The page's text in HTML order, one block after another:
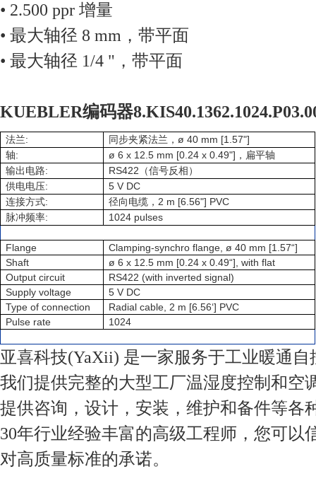
• 2.500 ppr 增量
• 最大轴径 8 mm，带平面
• 最大轴径 1/4 "，带平面
KUEBLER编码器
法兰: 同步夹紧法兰， ø 40 mm [1.57"]
轴: ø 6 x 12.5 mm [0.24 x 0.49"] ，扁平轴
输出电路: RS422 （信号反相）
供电电压: 5 V DC
连接方式: 径向电缆， 2 m [6.56"] PVC
脉冲频率: 1024 pulses
Flange
Clamping-synchro flange, ø 40 mm [1.57“]
Shaft
ø 6 x 12.5 mm [0.24 x 0.49“], with flat
Output circuit
RS422 (with inverted signal)
Supply voltage
5 V DC
Type of connection
Radial cable, 2 m [6.56‘] PVC
Pulse rate
1024
亚喜科技(YaXii) 是一家服务于工业暖通自
我们提供完整的大型工厂温湿度控制和空
提供咨询，设计，安装，维护和备件等各
30年行业经验丰富的高级工程师，您可以
对高质量标准的承诺。